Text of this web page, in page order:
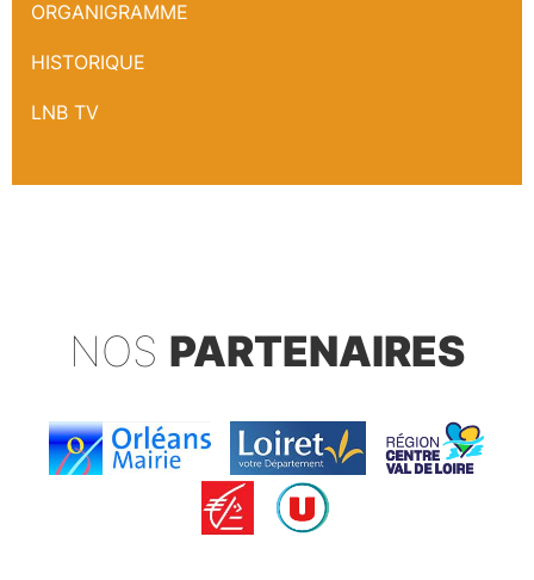
ORGANIGRAMME
HISTORIQUE
LNB TV
NOS PARTENAIRES